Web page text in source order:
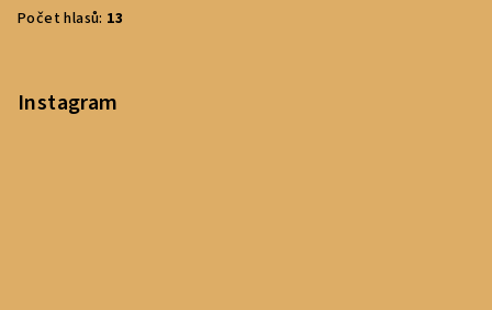
Počet hlasů: 13
Instagram